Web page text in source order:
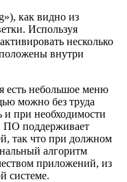
как видно из
Используя
несколько
внутри
есть небольшое меню
можно без труда
и при необходимости
ПО поддерживает
так что при должном
алгоритм
приложений, из
системе.